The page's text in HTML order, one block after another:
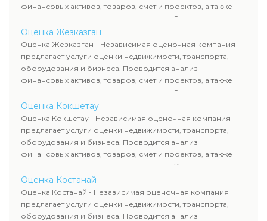
финансовых активов, товаров, смет и проектов, а также
оценка животных и недропользования. Эксперты
определяют рыночную стоимость имущества и
рассчитывают ущерб. Все отчеты соответствуют
требованиям законодательства и используются для
сделок, кредитования и судебных процессов.
Оценка Жезказган
Оценка Жезказган - Независимая оценочная компания
предлагает услуги оценки недвижимости, транспорта,
оборудования и бизнеса. Проводится анализ
финансовых активов, товаров, смет и проектов, а также
оценка животных и недропользования. Эксперты
определяют рыночную стоимость имущества и
рассчитывают ущерб. Все отчеты соответствуют
требованиям законодательства и используются для
сделок, кредитования и судебных процессов.
Оценка Кокшетау
Оценка Кокшетау - Независимая оценочная компания
предлагает услуги оценки недвижимости, транспорта,
оборудования и бизнеса. Проводится анализ
финансовых активов, товаров, смет и проектов, а также
оценка животных и недропользования. Эксперты
определяют рыночную стоимость имущества и
рассчитывают ущерб. Все отчеты соответствуют
требованиям законодательства и используются для
сделок, кредитования и судебных процессов.
Оценка Костанай
Оценка Костанай - Независимая оценочная компания
предлагает услуги оценки недвижимости, транспорта,
оборудования и бизнеса. Проводится анализ